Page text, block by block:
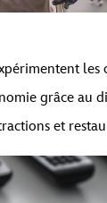
les
grâce au
et